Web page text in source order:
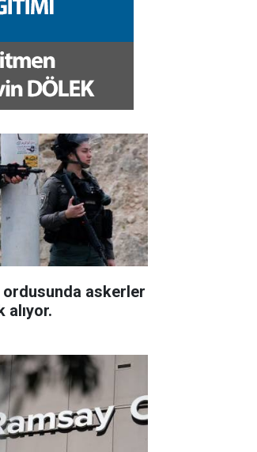
ordusunda askerler